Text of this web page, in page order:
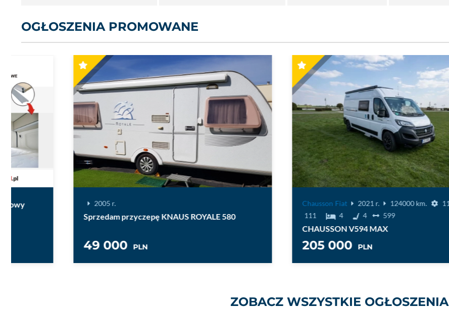
OGŁOSZENIA PROMOWANE
Sprzedam przyczepę KNAUS ROYALE 580
PLN
2021 r. 124000 km.
111
4 599
CHAUSSON V594 MAX
205 000 PLN
ZOBACZ WSZYSTKIE OGŁOSZENIA